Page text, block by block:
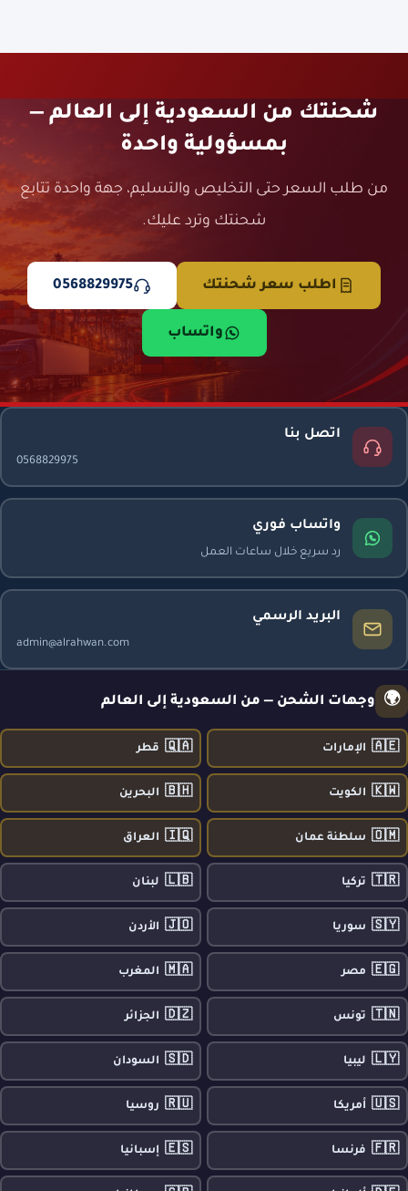
شحنتك من السعودية إلى العالم —
بمسؤولية واحدة
من طلب السعر حتى التخليص والتسليم، جهة واحدة تتابع
شحنتك وترد عليك.
اطلب سعر شحنتك 0568829975
واتساب
اتصل بنا
0568829975
واتساب فوري
رد سريع خلال ساعات العمل
البريد الرسمي
admin@alrahwan.com
🌍 وجهات الشحن — من السعودية إلى العالم
🇦🇪 الإمارات 🇶🇦 قطر
🇰🇼 الكويت 🇧🇭 البحرين
🇴🇲 سلطنة عمان 🇮🇶 العراق
🇹🇷 تركيا 🇱🇧 لبنان
🇸🇾 سوريا 🇯🇴 الأردن
🇪🇬 مصر 🇲🇦 المغرب
🇹🇳 تونس 🇩🇿 الجزائر
🇱🇾 ليبيا 🇸🇩 السودان
🇺🇸 أمريكا 🇷🇺 روسيا
🇫🇷 فرنسا 🇪🇸 إسبانيا